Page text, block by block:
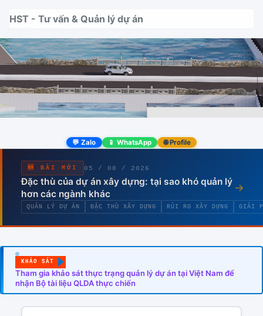
HST - Tư vấn & Quản lý dự án
💬 Zalo 📱 WhatsApp 🌐 Profile
🆕 BÀI MỚI 05 / 08 / 2026
Đặc thù của dự án xây dựng: tại sao khó quản lý
hơn các ngành khác
→
QUẢN LÝ DỰ ÁN ĐẶC THÙ XÂY DỰNG RỦI RO XÂY DỰNG GIẢI
KHẢO SÁT
Tham gia khảo sát thực trạng quản lý dự án tại Việt Nam để
nhận Bộ tài liệu QLDA thực chiến